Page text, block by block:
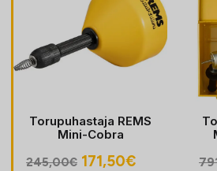
Torupuhastaja REMS
Mini-Cobra
245,00€ Algne
171,50€Praegune